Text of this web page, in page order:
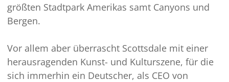
größten Stadtpark Amerikas samt Canyons und
Bergen.
Vor allem aber überrascht Scottsdale mit einer
herausragenden Kunst- und Kulturszene, für die
sich immerhin ein Deutscher, als CEO von